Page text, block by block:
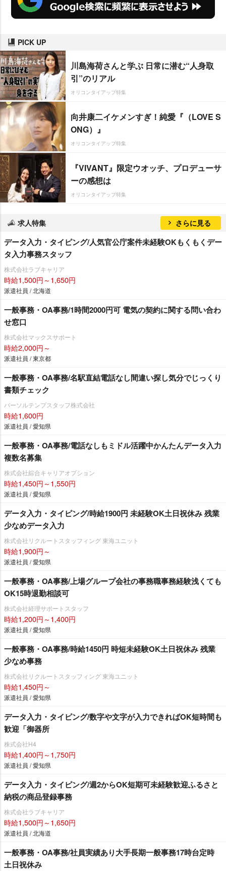
PICK UP
川島海荷さんと学ぶ 日常に潜む“人身取
引”のリアル
オリコンタイアップ特集
向井康二イケメンすぎ！純愛『（LOVE S
ONG）』
オリコンタイアップ特集
『VIVANT』限定ウオッチ、プロデューサ
ーの感想は
オリコンタイアップ特集
求人特集 さらに見る
データ入力・タイピング/人気官公庁案件未経験OKもくもくデー
タ入力事務スタッフ
株式会社ラブキャリア
時給1,500円～1,650円
派遣社員 / 北海道
一般事務・OA事務/1時間2000円可 電気の契約に関する問い合わ
せ窓口
株式会社マックスサポート
時給2,000円～
派遣社員 / 東京都
一般事務・OA事務/名駅直結電話なし間違い探し気分でじっくり
書類チェック
パーソルテンプスタッフ株式会社
時給1,600円
派遣社員 / 愛知県
一般事務・OA事務/電話なしもミドル活躍中かんたんデータ入力
複数名募集
株式会社綜合キャリアオプション
時給1,450円～1,550円
派遣社員 / 愛知県
データ入力・タイピング/時給1900円 未経験OK土日祝休み 残業
少なめデータ入力
株式会社リクルートスタッフィング 東海ユニット
時給1,900円～
派遣社員 / 愛知県
一般事務・OA事務/上場グループ会社の事務職事務経験浅くても
OK15時退勤相談可
株式会社経理サポートスタッフ
時給1,200円～1,400円
派遣社員 / 愛知県
一般事務・OA事務/時給1450円 時短未経験OK土日祝休み 残業
少なめ事務
株式会社リクルートスタッフィング 東海ユニット
時給1,450円～
派遣社員 / 愛知県
データ入力・タイピング/数字や文字が入力できればOK短時間も
歓迎「御器所
株式会社H4
時給1,400円～1,750円
派遣社員 / 愛知県
データ入力・タイピング/週2からOK短期可未経験歓迎ふるさと
納税の商品登録事務
株式会社ラブキャリア
時給1,500円～1,650円
派遣社員 / 北海道
一般事務・OA事務/社員実績あり大手長期一般事務17時台定時
土日祝休み